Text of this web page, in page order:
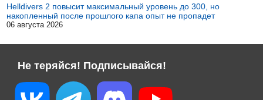
Helldivers 2 повысит максимальный уровень до 300, но
накопленный после прошлого капа опыт не пропадет
06 августа 2026
Не теряйся! Подписывайся!